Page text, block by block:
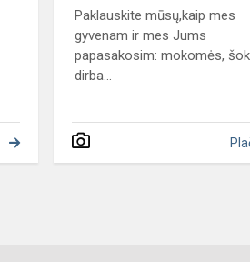
Paklauskite mūsų,kaip mes
gyvenam ir mes Jums
papasakosim: mokomės,
dirba...